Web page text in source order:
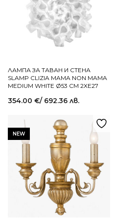
ЛАМПА ЗА ТАВАН И СТЕНА
SLAMP CLIZIA MAMA NON MAMA
MEDIUM WHITE Ø53 СМ 2XE27
354.00 €/ 692.36 лв.
NEW